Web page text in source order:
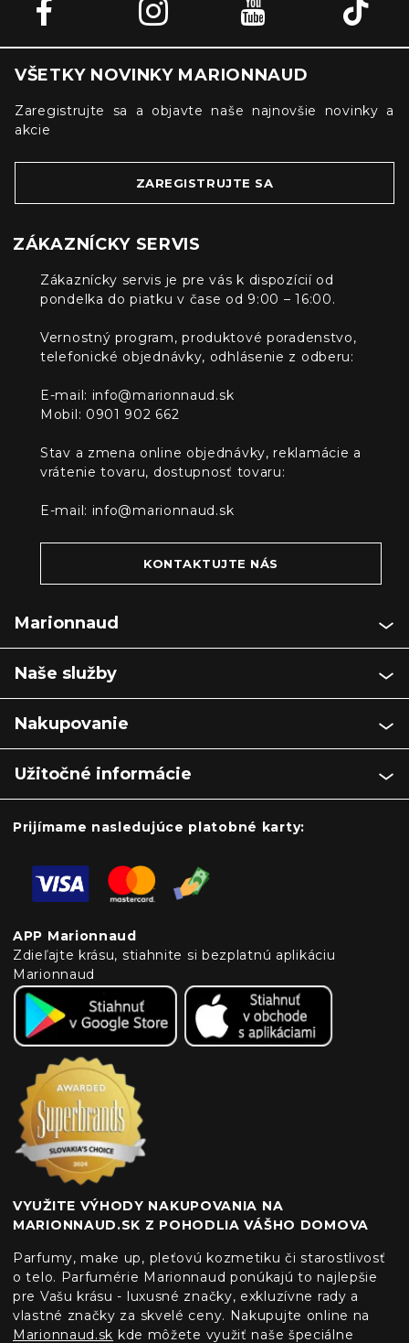
VŠETKY NOVINKY MARIONNAUD
Zaregistrujte sa a objavte naše najnovšie novinky a
akcie
ZAREGISTRUJTE SA
ZÁKAZNÍCKY SERVIS
Zákaznícky servis je pre vás k dispozícií od
pondelka do piatku v čase od 9:00 – 16:00.
Vernostný program, produktové poradenstvo,
telefonické objednávky, odhlásenie z odberu:
E-mail: info@marionnaud.sk
Mobil: 0901 902 662
Stav a zmena online objednávky, reklamácie a
vrátenie tovaru, dostupnosť tovaru:
E-mail: info@marionnaud.sk
KONTAKTUJTE NÁS
Marionnaud
Naše služby
Nakupovanie
Užitočné informácie
Prijímame nasledujúce platobné karty:
APP Marionnaud
Zdieľajte krásu, stiahnite si bezplatnú aplikáciu
Marionnaud
VYUŽITE VÝHODY NAKUPOVANIA NA
MARIONNAUD.SK Z POHODLIA VÁŠHO DOMOVA
Parfumy, make up, pleťovú kozmetiku či starostlivosť
o telo. Parfumérie Marionnaud ponúkajú to najlepšie
pre Vašu krásu - luxusné značky, exkluzívne rady a
vlastné značky za skvelé ceny. Nakupujte online na
Marionnaud.sk kde môžete využiť naše špeciálne